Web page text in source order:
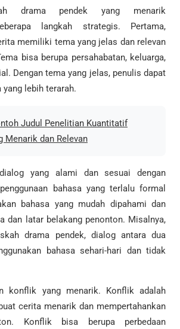
drama pendek yang menarik
langkah strategis. Pertama,
memiliki tema yang jelas dan relevan
bisa berupa persahabatan, keluarga,
Dengan tema yang jelas, penulis dapat
lebih terarah.
Judul Penelitian Kuantitatif
Menarik dan Relevan
yang alami dan sesuai dengan
bahasa yang terlalu formal
bahasa yang mudah dipahami dan
dan latar belakang penonton. Misalnya,
drama pendek, dialog antara dua
bahasa sehari-hari dan tidak
konflik yang menarik. Konflik adalah
cerita menarik dan mempertahankan
Konflik bisa berupa perbedaan